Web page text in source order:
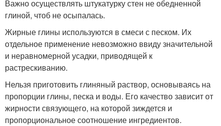
Важно осуществлять штукатурку стен не обедненной
глиной, чтоб не осыпалась.
Жирные глины используются в смеси с песком. Их
отдельное применение невозможно ввиду значительной
и неравномерной усадки, приводящей к
растрескиванию.
Нельзя приготовить глиняный раствор, основываясь на
пропорции глины, песка и воды. Его качество зависит от
жирности связующего, на которой зиждется и
пропорциональное соотношение ингредиентов.